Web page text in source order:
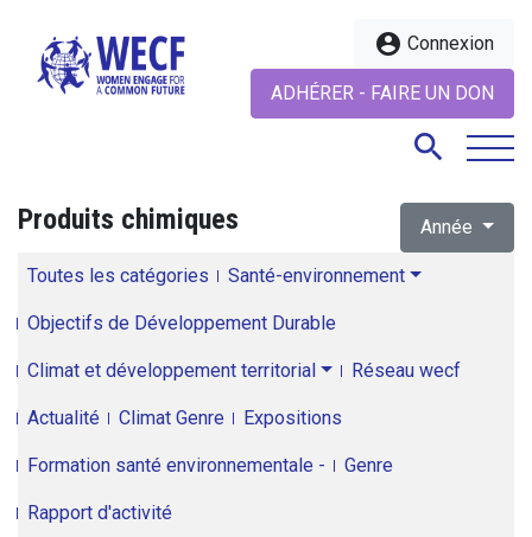
account_circle Connexion
ADHÉRER - FAIRE UN DON
search
Produits chimiques Année
Toutes les catégories Santé-environnement
Objectifs de Développement Durable
Climat et développement territorial Réseau wecf
Actualité Climat Genre Expositions
Formation santé environnementale - Genre
Rapport d'activité